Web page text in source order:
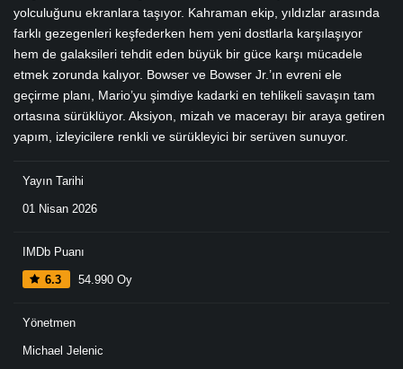
yolculuğunu ekranlara taşıyor. Kahraman ekip, yıldızlar arasında
farklı gezegenleri keşfederken hem yeni dostlarla karşılaşıyor
hem de galaksileri tehdit eden büyük bir güce karşı mücadele
etmek zorunda kalıyor. Bowser ve Bowser Jr.’ın evreni ele
geçirme planı, Mario’yu şimdiye kadarki en tehlikeli savaşın tam
ortasına sürüklüyor. Aksiyon, mizah ve macerayı bir araya getiren
yapım, izleyicilere renkli ve sürükleyici bir serüven sunuyor.
Yayın Tarihi
01 Nisan 2026
IMDb Puanı
6.3 54.990 Oy
Yönetmen
Michael Jelenic